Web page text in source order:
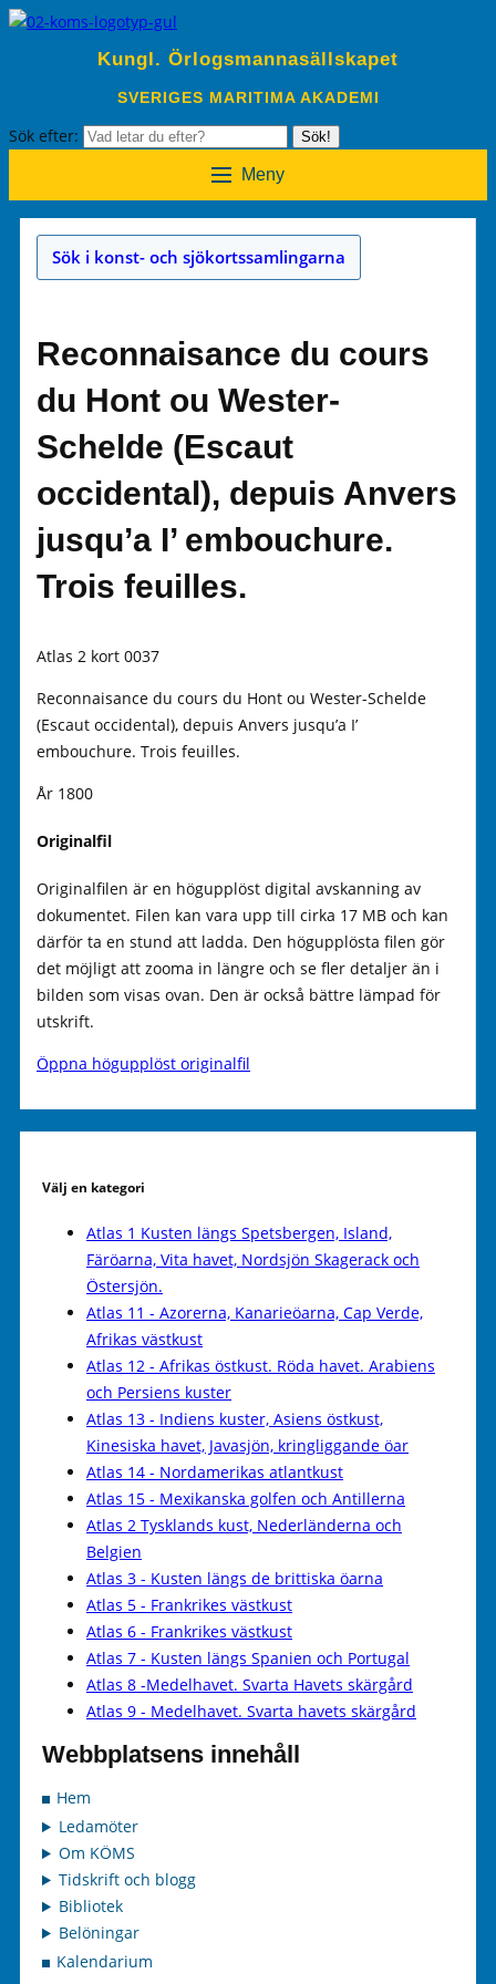
Kungl. Örlogsmannasällskapet
SVERIGES MARITIMA AKADEMI
Sök efter: Sök!
Meny
Sök i konst- och sjökortssamlingarna
Reconnaisance du cours
du Hont ou Wester-
Schelde (Escaut
occidental), depuis Anvers
jusqu’a I’ embouchure.
Trois feuilles.
Atlas 2 kort 0037
Reconnaisance du cours du Hont ou Wester-Schelde
(Escaut occidental), depuis Anvers jusqu’a I’
embouchure. Trois feuilles.
År 1800
Originalfil
Originalfilen är en högupplöst digital avskanning av
dokumentet. Filen kan vara upp till cirka 17 MB och kan
därför ta en stund att ladda. Den högupplösta filen gör
det möjligt att zooma in längre och se fler detaljer än i
bilden som visas ovan. Den är också bättre lämpad för
utskrift.
Öppna högupplöst originalfil
Välj en kategori
Atlas 1 Kusten längs Spetsbergen, Island,
Färöarna, Vita havet, Nordsjön Skagerack och
Östersjön.
Atlas 11 - Azorerna, Kanarieöarna, Cap Verde,
Afrikas västkust
Atlas 12 - Afrikas östkust. Röda havet. Arabiens
och Persiens kuster
Atlas 13 - Indiens kuster, Asiens östkust,
Kinesiska havet, Javasjön, kringliggande öar
Atlas 14 - Nordamerikas atlantkust
Atlas 15 - Mexikanska golfen och Antillerna
Atlas 2 Tysklands kust, Nederländerna och
Belgien
Atlas 3 - Kusten längs de brittiska öarna
Atlas 5 - Frankrikes västkust
Atlas 6 - Frankrikes västkust
Atlas 7 - Kusten längs Spanien och Portugal
Atlas 8 -Medelhavet. Svarta Havets skärgård
Atlas 9 - Medelhavet. Svarta havets skärgård
Webbplatsens innehåll
Hem
Ledamöter
Om KÖMS
Tidskrift och blogg
Bibliotek
Belöningar
Kalendarium